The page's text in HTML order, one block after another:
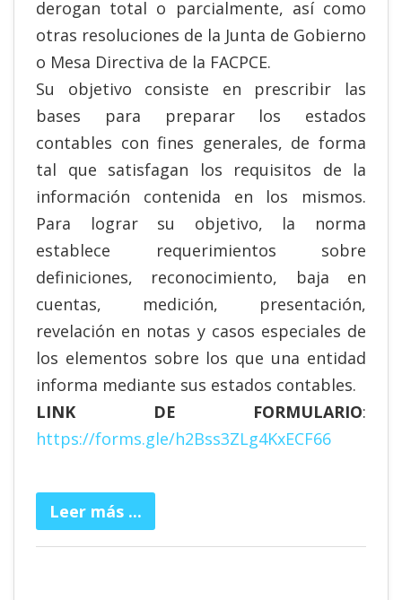
derogan total o parcialmente, así como
otras resoluciones de la Junta de Gobierno
o Mesa Directiva de la FACPCE.
Su objetivo consiste en prescribir las
bases para preparar los estados
contables con fines generales, de forma
tal que satisfagan los requisitos de la
información contenida en los mismos.
Para lograr su objetivo, la norma
establece requerimientos sobre
definiciones, reconocimiento, baja en
cuentas, medición, presentación,
revelación en notas y casos especiales de
los elementos sobre los que una entidad
informa mediante sus estados contables.
LINK DE FORMULARIO:
https://forms.gle/h2Bss3ZLg4KxECF66
Leer más ...